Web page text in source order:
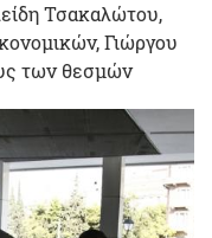
Τσακαλώτου,
Γιώργου
των θεσμών